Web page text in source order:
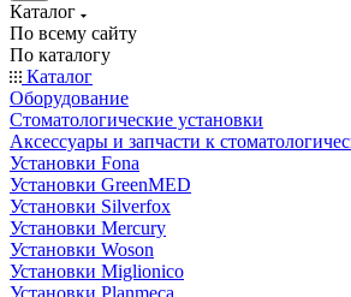
Каталог
По всему сайту
По каталогу
Каталог
Оборудование
Стоматологические установки
Аксессуары и запчасти к
Установки Fona
Установки GreenMED
Установки Silverfox
Установки Mercury
Установки Woson
Установки Miglionico
Установки Planmeca